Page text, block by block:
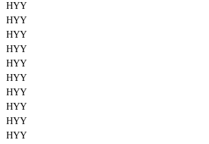
HYY
HYY
HYY
HYY
HYY
HYY
HYY
HYY
HYY
HYY